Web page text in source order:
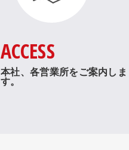
ACCESS
本社、各営業所をご案内しま
す。